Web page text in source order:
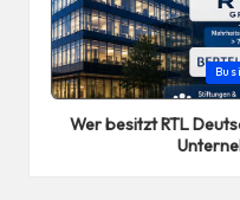
Posted
in
Wer besitzt RTL